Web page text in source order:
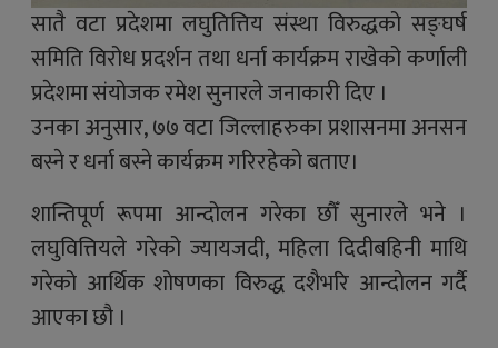
सातै वटा प्रदेशमा लघुतित्तिय संस्था विरुद्धको सङ्घर्ष
समिति विरोध प्रदर्शन तथा धर्ना कार्यक्रम राखेको कर्णाली
प्रदेशमा संयोजक रमेश सुनारले जनाकारी दिए ।
उनका अनुसार, ७७ वटा जिल्लाहरुका प्रशासनमा अनसन
बस्ने र धर्ना बस्ने कार्यक्रम गरिरहेको बताए।
शान्तिपूर्ण रूपमा आन्दोलन गरेका छौँ सुनारले भने ।
लघुवित्तियले गरेको ज्यायजदी, महिला दिदीबहिनी माथि
गरेको आर्थिक शोषणका विरुद्ध दशैभरि आन्दोलन गर्दै
आएका छौ ।